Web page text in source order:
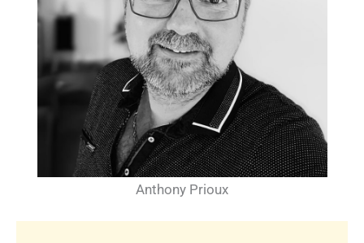
Anthony Prioux